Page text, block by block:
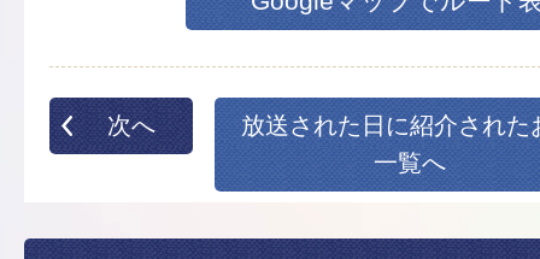
次へ
放送された日に紹介された
一覧へ